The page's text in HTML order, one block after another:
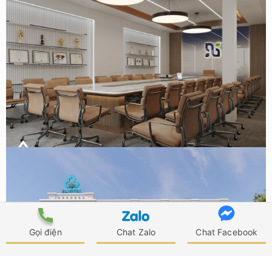
Gọi điện Chat Zalo Chat Facebook
Thiết kế văn phòng Tập đoàn dược phẩm Starmed chi
nhánh TPHCM